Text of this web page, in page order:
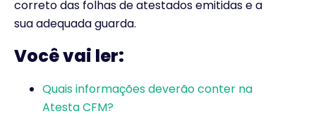
correto das folhas de atestados emitidas e a
sua adequada guarda.
Você vai ler:
Quais informações deverão conter na
Atesta CFM?